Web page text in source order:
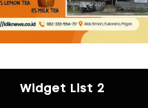
Widget List 2